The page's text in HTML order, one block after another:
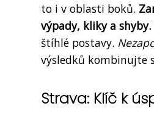
to i v oblasti boků.
výpady, kliky a shyby.
štíhlé postavy.
výsledků kombinujte
Strava: Klíč k